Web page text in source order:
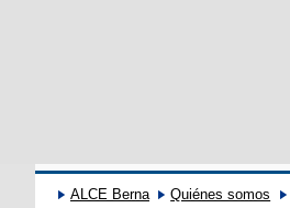
ALCE Berna Quiénes somos